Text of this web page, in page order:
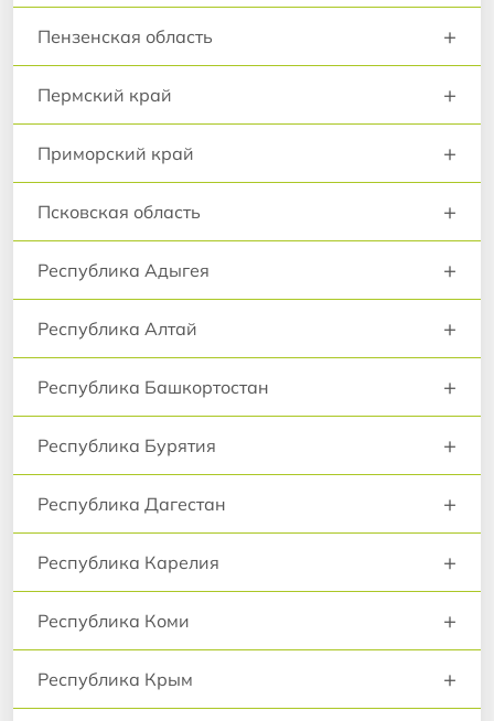
Пензенская область +
Пермский край +
Приморский край +
Псковская область +
Республика Адыгея +
Республика Алтай +
Республика Башкортостан +
Республика Бурятия +
Республика Дагестан +
Республика Карелия +
Республика Коми +
Республика Крым +